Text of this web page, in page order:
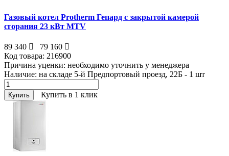
Газовый котел Protherm Гепард с закрытой камерой
сгорания 23 кВт MTV
89 340
79 160
Код товара: 216900
Причина уценки: необходимо уточнить у менеджера
Наличие: на складе 5-й Предпортовый проезд, 22Б - 1 шт
Купить Купить в 1 клик